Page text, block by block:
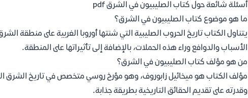
أسئلة شائعة حول كتاب الصليبيون في الشرق pdf
ما هو موضوع كتاب الصليبيون في الشرق؟
يتناول الكتاب تاريخ الحروب الصليبية التي شنتها أوروبا الغربية على منطقة
الأسباب والدوافع وراء هذه الحملات، بالإضافة إلى تأثيراتها على المنطقة.
من هو مؤلف كتاب الصليبيون في الشرق؟
مؤلف الكتاب هو ميخائيل زابوروف، وهو مؤرخ روسي متخصص في تاريخ الشرق
وقدرته على تقديم الحقائق التاريخية بطريقة جذابة.